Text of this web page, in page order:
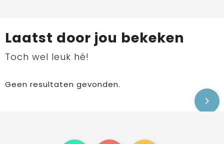
Laatst door jou bekeken
Toch wel leuk hé!
Geen resultaten gevonden.